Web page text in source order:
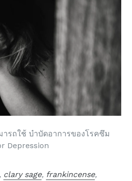
รถใช้ บำบัดอาการของโรคซึม
Depression
clary sage, frankincense,